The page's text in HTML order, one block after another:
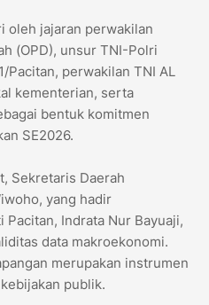
oleh jajaran perwakilan
(OPD), unsur TNI-Polri
Pacitan, perwakilan TNI AL
kementerian, serta
bentuk komitmen
SE2026.
Sekretaris Daerah
yang hadir
Pacitan, Indrata Nur Bayuaji,
data makroekonomi.
merupakan instrumen
publik.